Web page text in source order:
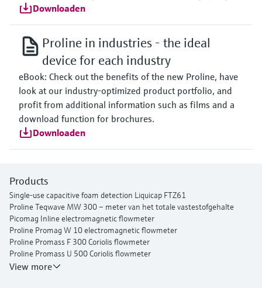
Downloaden
Proline in industries - the ideal
device for each industry
eBook: Check out the benefits of the new Proline, have
look at our industry-optimized product portfolio, and
profit from additional information such as films and a
download function for brochures.
Downloaden
Products
Single-use capacitive foam detection Liquicap FTZ61
Proline Teqwave MW 300 – meter van het totale vastestofgehalte
Picomag Inline electromagnetic flowmeter
Proline Promag W 10 electromagnetic flowmeter
Proline Promass F 300 Coriolis flowmeter
Proline Promass U 500 Coriolis flowmeter
Proline Prosonic Flow P 500 ultrasone clamp-on-flowmeter
View more